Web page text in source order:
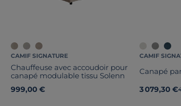
CAMIF SIGNATURE
Chauffeuse avec accoudoir pour
canapé modulable tissu Solenn
999,00 €
CAMIF
Canapé
3 079,30 €